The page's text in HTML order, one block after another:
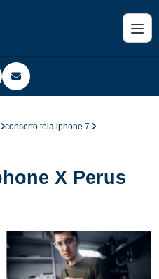
conserto tela iphone 7
X Perus